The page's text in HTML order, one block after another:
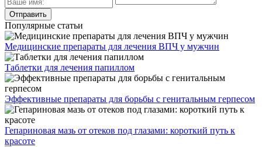
Популярные статьи
Медицинские препараты для лечения ВПЧ у мужчин
Таблетки для лечения папиллом
Эффективные препараты для борьбы с генитальным герпесом
Гепариновая мазь от отеков под глазами: короткий путь к
красоте